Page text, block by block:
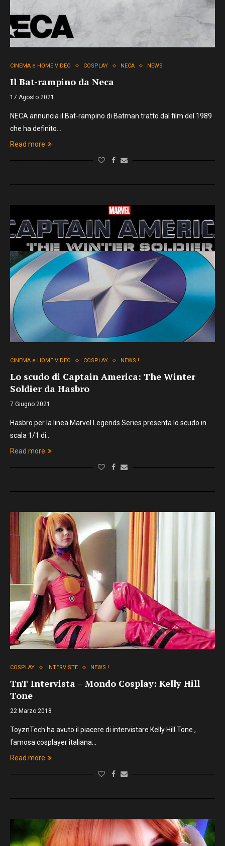
CINEMA e HOME VIDEO COSPLAY NECA NEWS !
Il Bat-rampino da Neca
17 Agosto 2021
NECA annuncia il Bat-rampino di Batman tratto dal film del 1989
che ha definito…
Read more
CINEMA e HOME VIDEO COSPLAY NEWS !
Lo scudo di Captain America: The Winter
Soldier da Hasbro
7 Giugno 2021
Hasbro per la linea Marvel Legends Series presenta lo scudo in
scala 1/1 di…
Read more
COSPLAY INTERVISTE NEWS !
TnT Intervista – Mondo Cosplay: Kelly Hill
Tone
22 Marzo 2018
ToyznTech ha avuto il piacere di intervistare Kelly Hill Tone ,
famosa cosplayer italiana…
Read more